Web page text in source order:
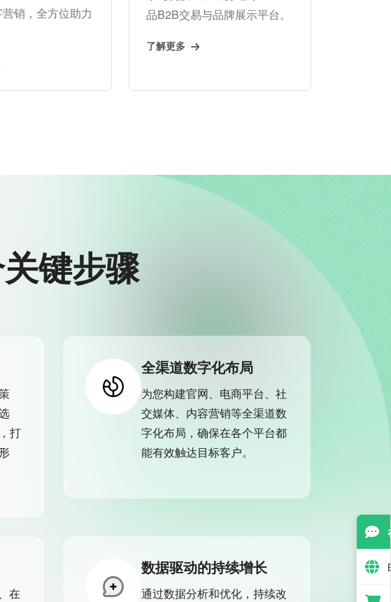
销，全方位助力
品B2B交易与品牌展示平台。
了解更多
键步骤
打
全渠道数字化布局
为您构建官网、电商平台、社
交媒体、内容营销等全渠道数
字化布局，确保在各个平台都
能有效触达目标客户。
在
数据驱动的持续增长
通过数据分析和优化，持续改